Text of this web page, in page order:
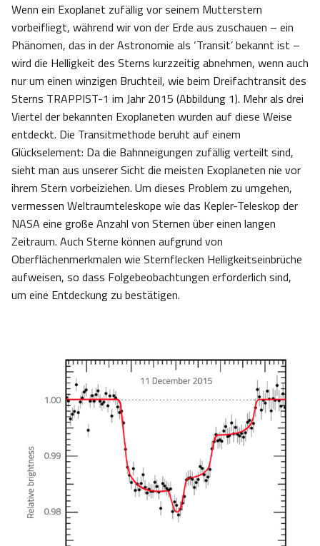
Wenn ein Exoplanet zufällig vor seinem Mutterstern
vorbeifliegt, während wir von der Erde aus zuschauen – ein
Phänomen, das in der Astronomie als ‘Transit’ bekannt ist –
wird die Helligkeit des Sterns kurzzeitig abnehmen, wenn auch
nur um einen winzigen Bruchteil, wie beim Dreifachtransit des
Sterns TRAPPIST-1 im Jahr 2015 (Abbildung 1). Mehr als drei
Viertel der bekannten Exoplaneten wurden auf diese Weise
entdeckt. Die Transitmethode beruht auf einem
Glückselement: Da die Bahnneigungen zufällig verteilt sind,
sieht man aus unserer Sicht die meisten Exoplaneten nie vor
ihrem Stern vorbeiziehen. Um dieses Problem zu umgehen,
vermessen Weltraumteleskope wie das Kepler-Teleskop der
NASA eine große Anzahl von Sternen über einen langen
Zeitraum. Auch Sterne können aufgrund von
Oberflächenmerkmalen wie Sternflecken Helligkeitseinbrüche
aufweisen, so dass Folgebeobachtungen erforderlich sind,
um eine Entdeckung zu bestätigen.